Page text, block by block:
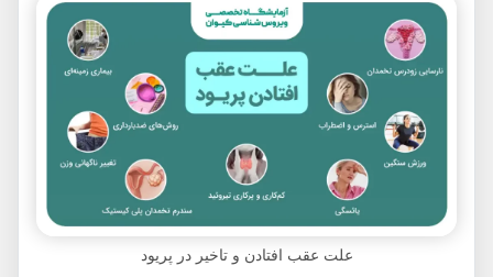
علت عقب افتادن و تاخیر در پریود